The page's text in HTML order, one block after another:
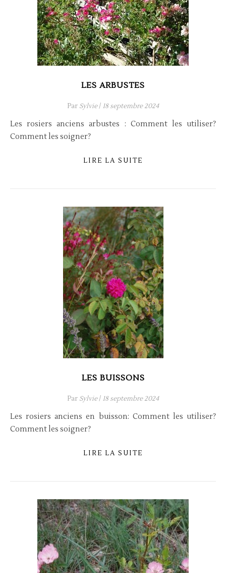
LES ARBUSTES
Par Sylvie/ 18 septembre 2024
Les rosiers anciens arbustes : Comment les utiliser?
Comment les soigner?
LIRE LA SUITE
LES BUISSONS
Par Sylvie/ 18 septembre 2024
Les rosiers anciens en buisson: Comment les utiliser?
Comment les soigner?
LIRE LA SUITE